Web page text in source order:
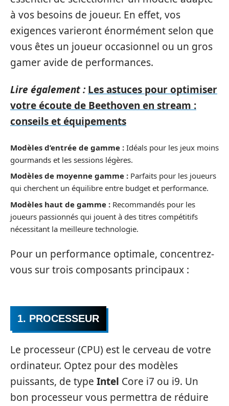
à vos besoins de joueur. En effet, vos
exigences varieront énormément selon que
vous êtes un joueur occasionnel ou un gros
gamer avide de performances.
Lire également : Les astuces pour optimiser
votre écoute de Beethoven en stream :
conseils et équipements
Modèles d’entrée de gamme : Idéals pour les jeux moins
gourmands et les sessions légères.
Modèles de moyenne gamme : Parfaits pour les joueurs
qui cherchent un équilibre entre budget et performance.
Modèles haut de gamme : Recommandés pour les
joueurs passionnés qui jouent à des titres compétitifs
nécessitant la meilleure technologie.
Pour un performance optimale, concentrez-
vous sur trois composants principaux :
1. PROCESSEUR
Le processeur (CPU) est le cerveau de votre
ordinateur. Optez pour des modèles
puissants, de type Intel Core i7 ou i9. Un
bon processeur vous permettra de réduire